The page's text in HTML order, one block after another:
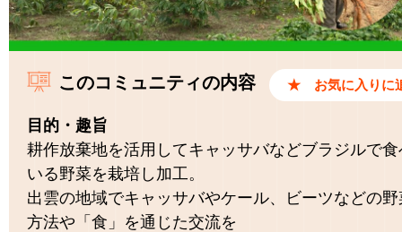
このコミュニティの内容
目的・趣旨
耕作放棄地を活用してキャッサバなどブラジルで
いる野菜を栽培し加工。
出雲の地域でキャッサバやケール、ビーツなどの
方法や「食」を通じた交流を